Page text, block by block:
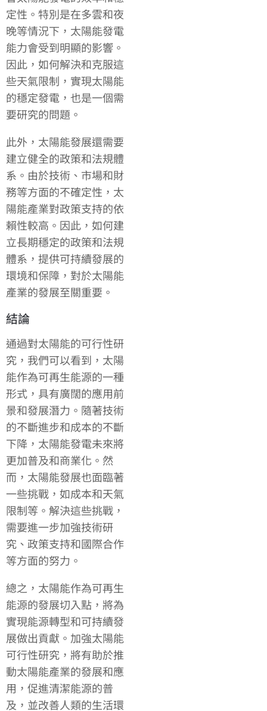
定性。特別是在多雲和夜
晚等情況下，太陽能發電
能力會受到明顯的影響。
因此，如何解決和克服這
些天氣限制，實現太陽能
的穩定發電，也是一個需
要研究的問題。
此外，太陽能發展還需要
建立健全的政策和法規體
系。由於技術、市場和財
務等方面的不確定性，太
陽能產業對政策支持的依
賴性較高。因此，如何建
立長期穩定的政策和法規
體系，提供可持續發展的
環境和保障，對於太陽能
產業的發展至關重要。
結論
通過對太陽能的可行性研
究，我們可以看到，太陽
能作為可再生能源的一種
形式，具有廣闊的應用前
景和發展潛力。隨著技術
的不斷進步和成本的不斷
下降，太陽能發電未來將
更加普及和商業化。然
而，太陽能發展也面臨著
一些挑戰，如成本和天氣
限制等。解決這些挑戰，
需要進一步加強技術研
究、政策支持和國際合作
等方面的努力。
總之，太陽能作為可再生
能源的發展切入點，將為
實現能源轉型和可持續發
展做出貢獻。加強太陽能
可行性研究，將有助於推
動太陽能產業的發展和應
用，促進清潔能源的普
及，並改善人類的生活環